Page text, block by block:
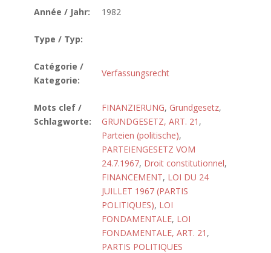
Année / Jahr: 1982
Type / Typ:
Catégorie /
Kategorie:
Verfassungsrecht
Mots clef /
Schlagworte:
FINANZIERUNG, Grundgesetz,
GRUNDGESETZ, ART. 21 ,
Parteien (politische),
PARTEIENGESETZ VOM
24.7.1967, Droit constitutionnel,
FINANCEMENT, LOI DU 24
JUILLET 1967 (PARTIS
POLITIQUES), LOI
FONDAMENTALE, LOI
FONDAMENTALE, ART. 21 ,
PARTIS POLITIQUES